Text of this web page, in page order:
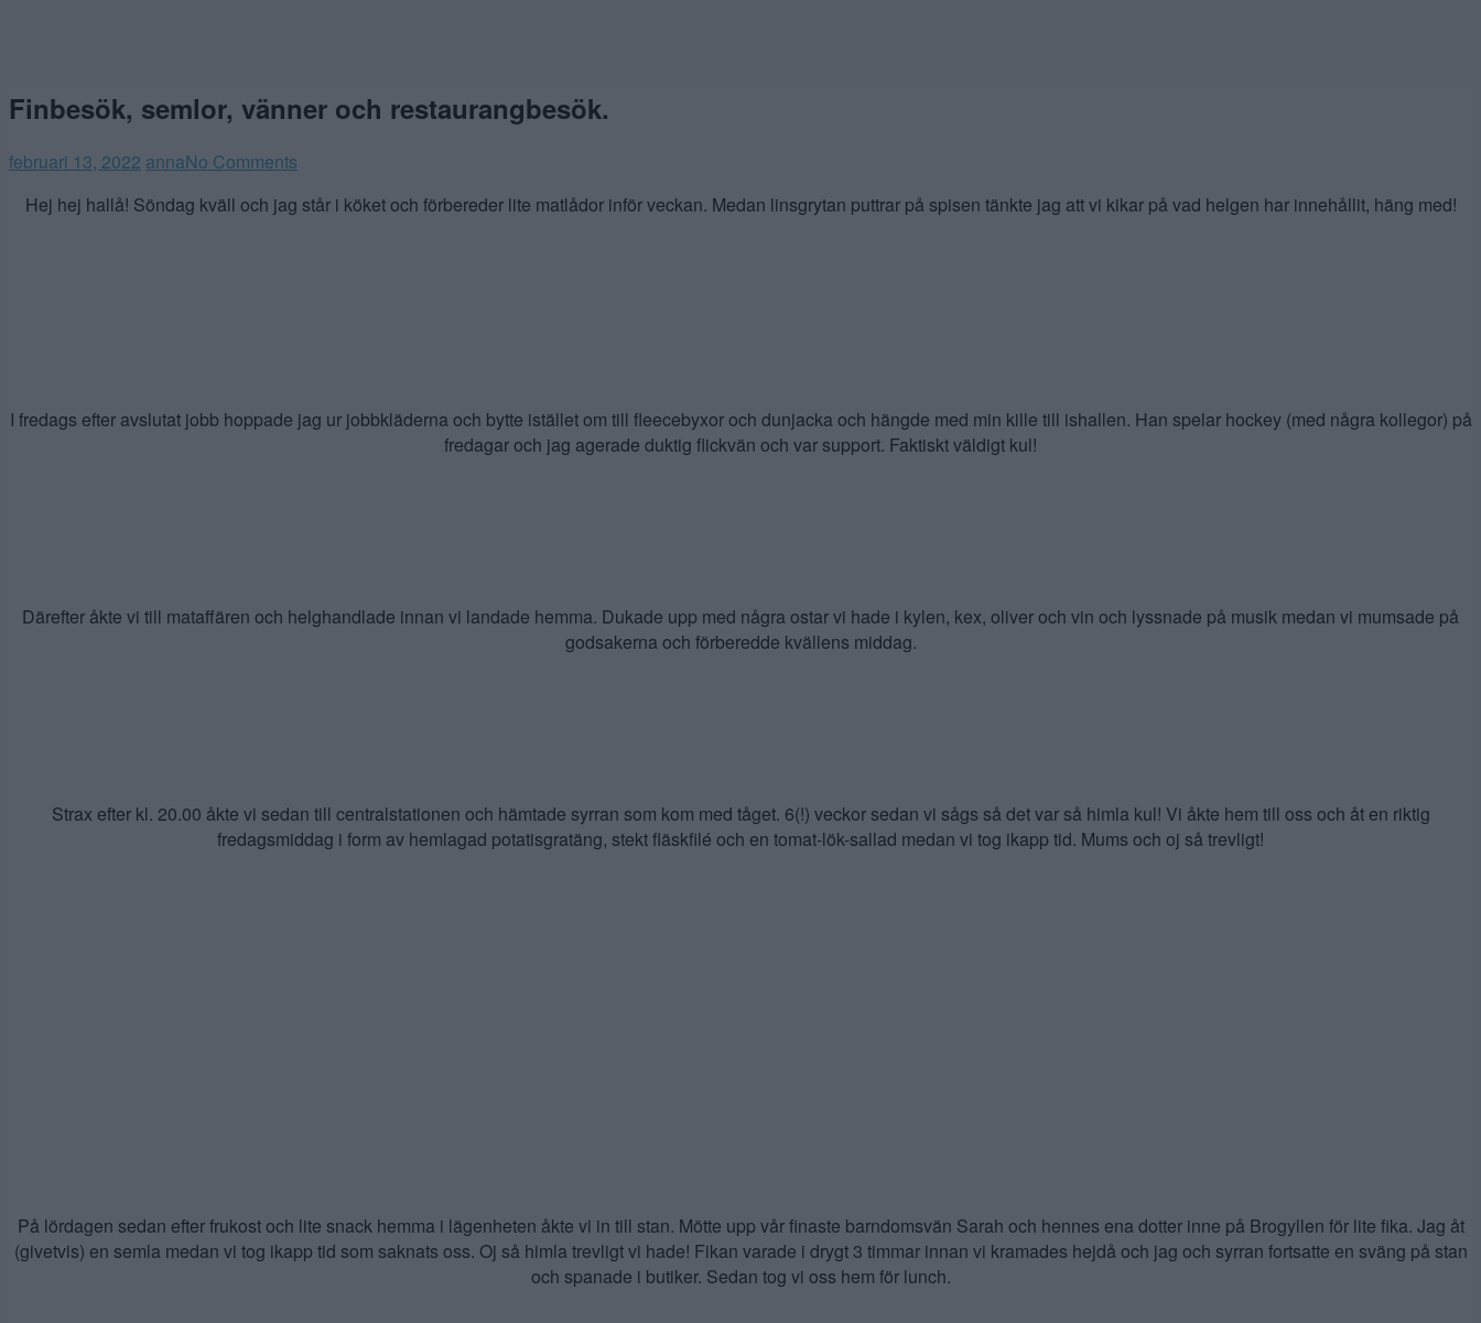
Finbesök, semlor, vänner och restaurangbesök.
februari 13, 2022 annaNo Comments
Hej hej hallå! Söndag kväll och jag står i köket och förbereder lite matlådor inför veckan. Medan linsgrytan puttrar på spisen tänkte jag att vi kikar på vad helgen har innehållit, häng med!
I fredags efter avslutat jobb hoppade jag ur jobbkläderna och bytte istället om till fleecebyxor och dunjacka och hängde med min kille till ishallen. Han spelar hockey (med några kollegor) på
fredagar och jag agerade duktig flickvän och var support. Faktiskt väldigt kul!
Därefter åkte vi till mataffären och helghandlade innan vi landade hemma. Dukade upp med några ostar vi hade i kylen, kex, oliver och vin och lyssnade på musik medan vi mumsade på
godsakerna och förberedde kvällens middag.
Strax efter kl. 20.00 åkte vi sedan till centralstationen och hämtade syrran som kom med tåget. 6(!) veckor sedan vi sågs så det var så himla kul! Vi åkte hem till oss och åt en riktig
fredagsmiddag i form av hemlagad potatisgratäng, stekt fläskfilé och en tomat-lök-sallad medan vi tog ikapp tid. Mums och oj så trevligt!
På lördagen sedan efter frukost och lite snack hemma i lägenheten åkte vi in till stan. Mötte upp vår finaste barndomsvän Sarah och hennes ena dotter inne på Brogyllen för lite fika. Jag åt
(givetvis) en semla medan vi tog ikapp tid som saknats oss. Oj så himla trevligt vi hade! Fikan varade i drygt 3 timmar innan vi kramades hejdå och jag och syrran fortsatte en sväng på stan
och spanade i butiker. Sedan tog vi oss hem för lunch.